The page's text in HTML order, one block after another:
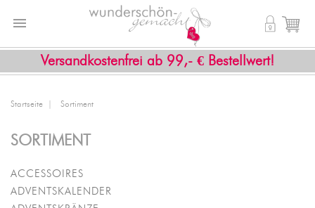
Versandkostenfrei ab 99,- € Bestellwert!
 shopping_cart

Startseite Sortiment
SORTIMENT
ACCESSOIRES
ADVENTSKALENDER